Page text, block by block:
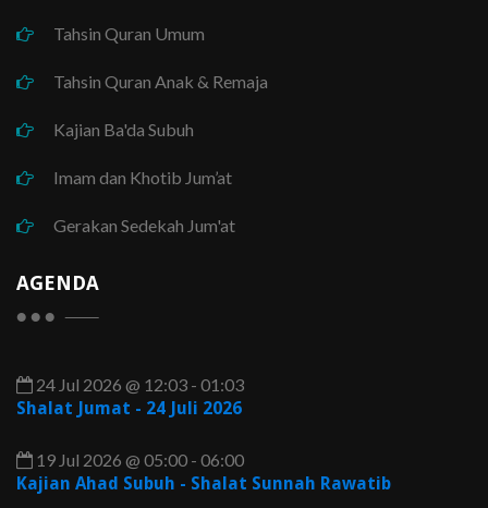
Tahsin Quran Umum
Tahsin Quran Anak & Remaja
Kajian Ba'da Subuh
Imam dan Khotib Jum’at
Gerakan Sedekah Jum'at
AGENDA
24 Jul 2026 @ 12:03 - 01:03
Shalat Jumat - 24 Juli 2026
19 Jul 2026 @ 05:00 - 06:00
Kajian Ahad Subuh - Shalat Sunnah Rawatib